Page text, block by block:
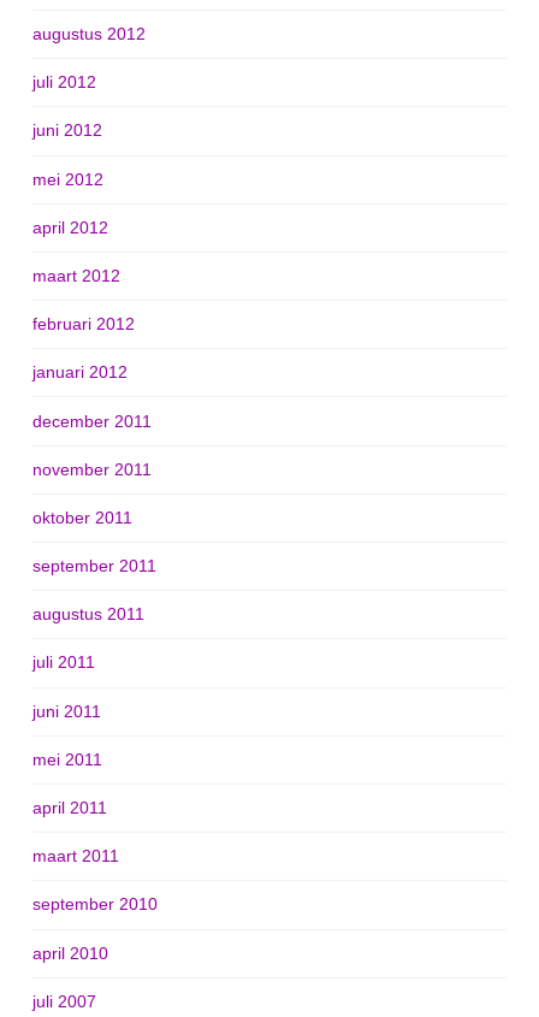
augustus 2012
juli 2012
juni 2012
mei 2012
april 2012
maart 2012
februari 2012
januari 2012
december 2011
november 2011
oktober 2011
september 2011
augustus 2011
juli 2011
juni 2011
mei 2011
april 2011
maart 2011
september 2010
april 2010
juli 2007